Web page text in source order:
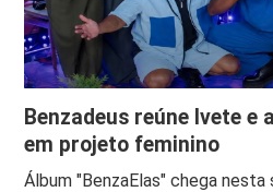
Benzadeus reúne Ivete
em projeto feminino
Álbum "BenzaElas" chega